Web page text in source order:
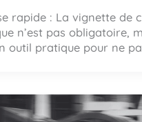
rapide : La vignette de
n’est pas obligatoire,
outil pratique pour ne